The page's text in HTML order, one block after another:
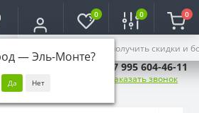
—Эль-Монте?
Войдите, чтобы получить скидки и
0 0 0
+7 995 604-46-11
Заказать звонок